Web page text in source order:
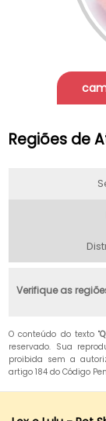
Regiões de
Verifique as
O conteúdo do texto "
reservado. Sua
proibida sem a
artigo 184 do Código